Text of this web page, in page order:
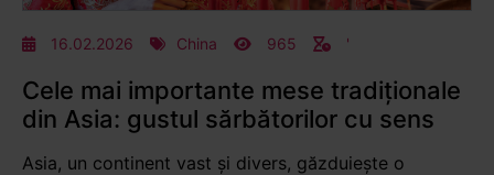
16.02.2026 China 965 '
Cele mai importante mese tradiționale
din Asia: gustul sărbătorilor cu sens
Asia, un continent vast și divers, găzduiește o